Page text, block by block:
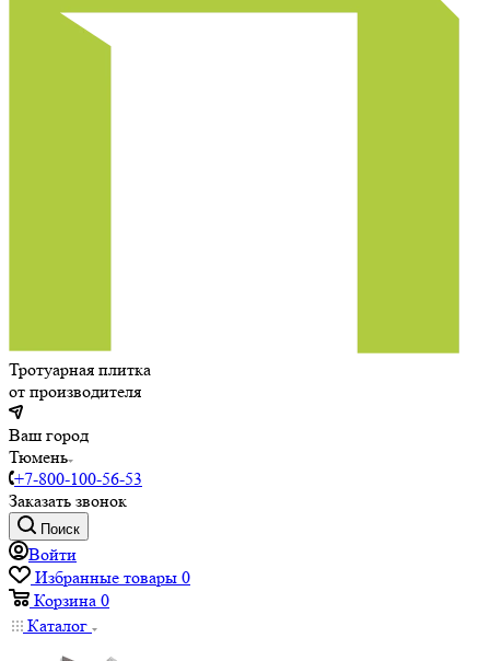
Тротуарная плитка
от производителя
Ваш город
Тюмень
+7-800-100-56-53
Заказать звонок
Поиск
Войти
Избранные товары 0
Корзина 0
Каталог